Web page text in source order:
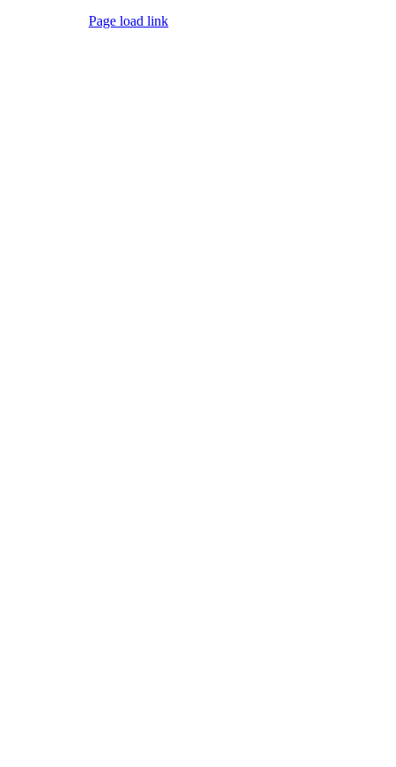
Page load link